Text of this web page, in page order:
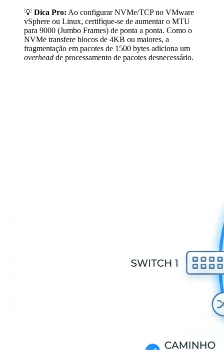
💡 Dica Pro: Ao configurar NVMe/TCP no VMware
vSphere ou Linux, certifique-se de aumentar o MTU
para 9000 (Jumbo Frames) de ponta a ponta. Como o
NVMe transfere blocos de 4KB ou maiores, a
fragmentação em pacotes de 1500 bytes adiciona um
overhead de processamento de pacotes desnecessário.